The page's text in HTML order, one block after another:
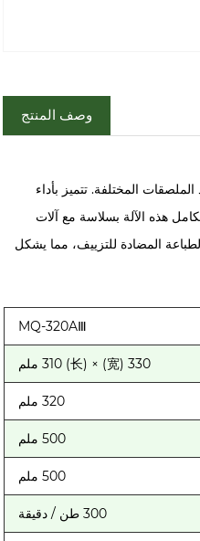
وصف المنتج
المختلفة. تتميز بأداء
هذه الآلة بسلاسة مع آلات
المضادة للتزييف، مما يشكل
MQ-320AⅢ
330 (宽) × 310 (长) ملم
320 ملم
500 ملم
500 ملم
300 طن / دقيقة